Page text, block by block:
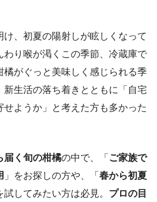
け、初夏の陽射しが眩しくなって
わり喉が渇くこの季節、冷蔵庫で
橘がぐっと美味しく感じられる季
生活の落ち着きとともに「自宅
せようか」と考えた方も多かった
届く旬の柑橘の中で、「 ご家族で
」をお探しの方や、「 春から初夏
試してみたい方は必見。 プロの目